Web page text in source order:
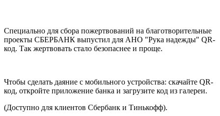
Специально для сбора пожертвований на благотворительные
проекты СБЕРБАНК выпустил для АНО "Рука надежды" QR-
код. Так жертвовать стало безопаснее и проще.
Чтобы сделать даяние с мобильного устройства: скачайте QR-
код, откройте приложение банка и загрузите код из галереи.
(Доступно для клиентов Сбербанк и Тинькофф).